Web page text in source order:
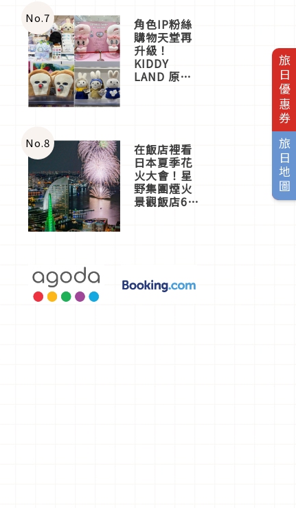
旅日優惠券
旅日地圖
一同給出了
答案
No.7 角色IP粉絲
購物天堂再
升級！
KIDDY
LAND 原宿
店3分即達
No.8 在飯店裡看
日本夏季花
火大會！星
野集團煙火
景觀飯店6